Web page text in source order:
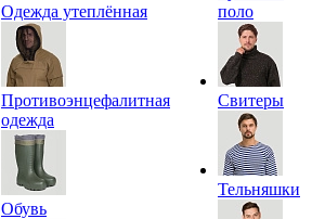
Одежда утеплённая
Противоэнцефалитная
одежда
Обувь
поло
Свитеры
Тельняшки